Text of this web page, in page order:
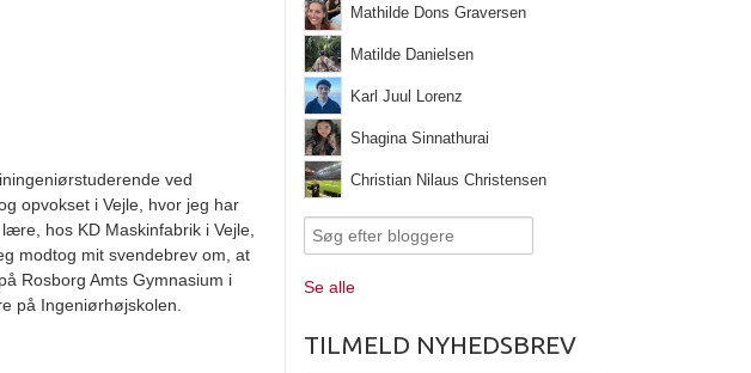
ved
opvokset i Vejle, hvor jeg har
hos KD Maskinfabrik i Vejle,
modtog mit svendebrev om, at
Rosborg Amts Gymnasium i
på Ingeniørhøjskolen.
Mathilde Dons Graversen
Matilde Danielsen
Karl Juul Lorenz
Shagina Sinnathurai
Christian Nilaus Christensen
Se alle
TILMELD NYHEDSBREV